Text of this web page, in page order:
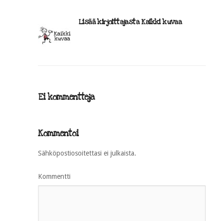
Lisää kirjoittajasta Kaikki kuvaa
Ei kommentteja
Kommentoi
Sähköpostiosoitettasi ei julkaista.
Kommentti